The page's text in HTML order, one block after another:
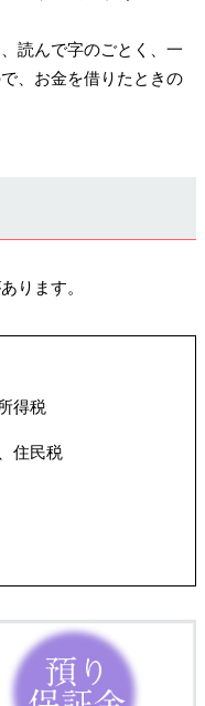
読んで字のごとく、一
、お金を借りたときの
ります。
得税
住民税